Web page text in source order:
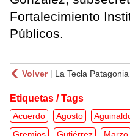
Fortalecimiento
Públicos.
Volver| La Tecla Patagonia
Etiquetas / Tags
Acuerdo Agosto